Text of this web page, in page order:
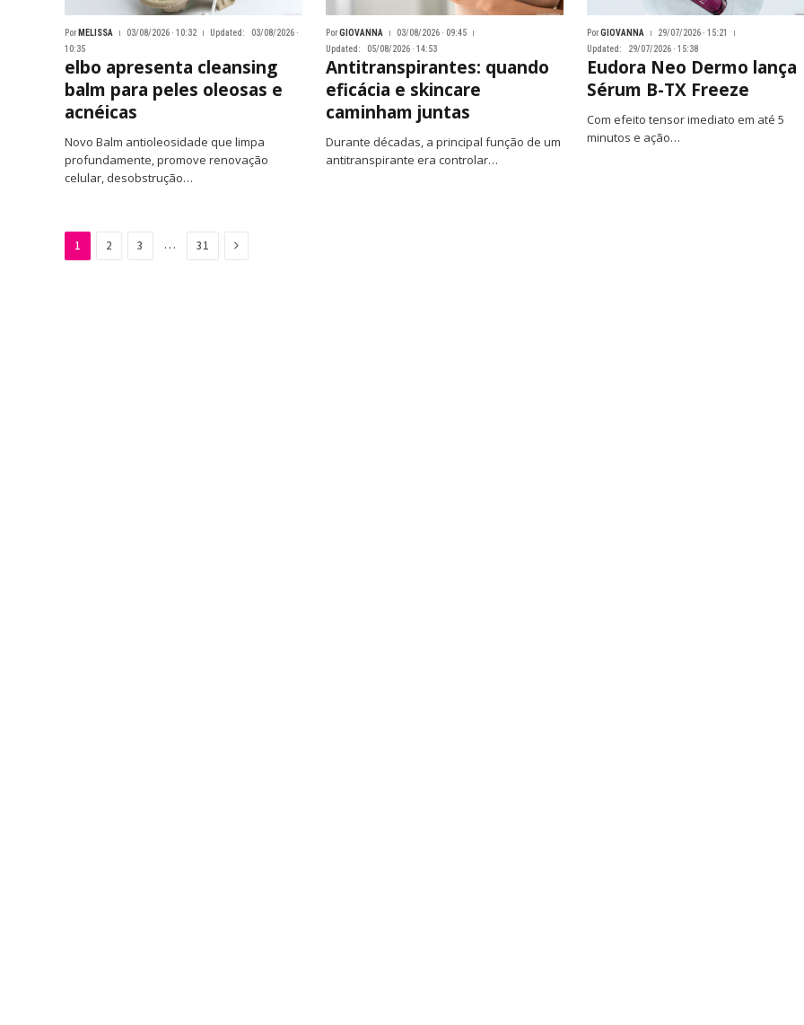
Por MELISSA 03/08/2026 · 10:32 Updated:
03/08/2026 ·
10:35
elbo apresenta cleansing
balm para peles oleosas e
acnéicas
Novo Balm antioleosidade que limpa
profundamente, promove renovação
celular, desobstrução…
PorGIOVANNA
03/08/2026 · 09:45
Updated:
05/08/2026 · 14:53
Antitranspirantes: quando
eficácia e skincare
caminham juntas
Durante décadas, a principal função de um
antitranspirante era controlar…
PorGIOVANNA
29/07/2026 · 15:21
Updated:
29/07/2026 · 15:38
Eudora Neo Dermo lança
Sérum B-TX Freeze
Com efeito tensor imediato em até 5
minutos e ação…
1 2 3 … 31 Next